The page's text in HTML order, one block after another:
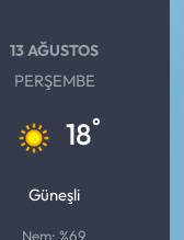
13 AĞUSTOS
PERŞEMBE
18°
Güneşli
Nem: %69